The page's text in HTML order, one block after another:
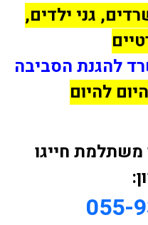
גני ילדים,
להגנת הסביבה
להיום
חייגו
055-